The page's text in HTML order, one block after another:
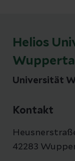
Helios
Wuppertal
Universität
Kontakt
42283